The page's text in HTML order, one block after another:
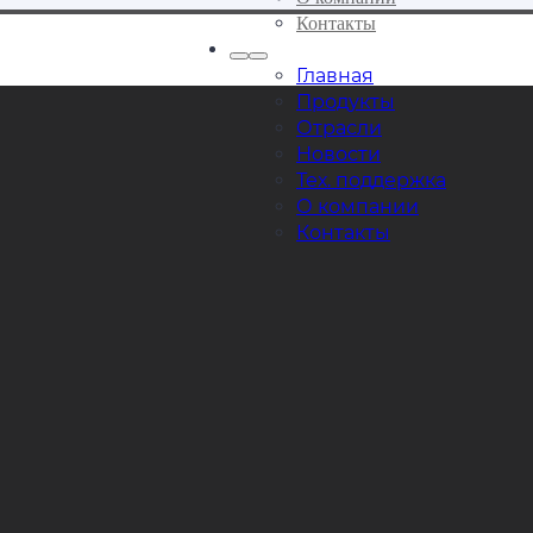
Контакты
Главная
Продукты
Отрасли
Новости
Тех. поддержка
О компании
Контакты